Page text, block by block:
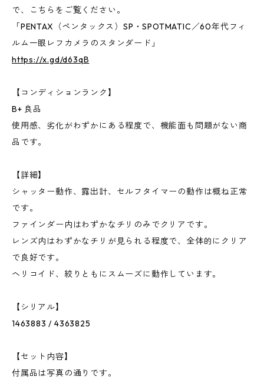
で、こちらをご覧ください。
「PENTAX（ペンタックス）SP・SPOTMATIC／60年代フィ
ルム一眼レフカメラのスタンダード」
https://x.gd/d63qB
【コンディションランク】
B+ 良品
使用感、劣化がわずかにある程度で、機能面も問題がない商
品です。
【詳細】
シャッター動作、露出計、セルフタイマーの動作は概ね正常
です。
ファインダー内はわずかなチリのみでクリアです。
レンズ内はわずかなチリが見られる程度で、全体的にクリア
で良好です。
ヘリコイド、絞りともにスムーズに動作しています。
【シリアル】
1463883 / 4363825
【セット内容】
付属品は写真の通りです。